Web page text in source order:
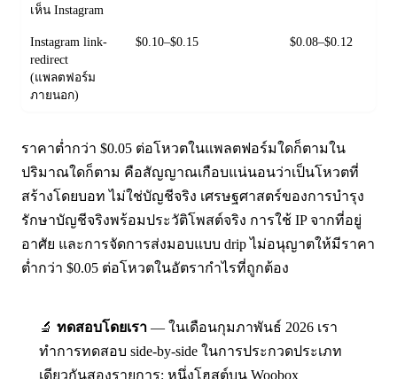
เห็น Instagram
Instagram link-
redirect
(แพลตฟอร์ม
ภายนอก)
$0.10–$0.15 $0.08–$0.12
ราคาต่ำกว่า $0.05 ต่อโหวตในแพลตฟอร์มใดก็ตามใน
ปริมาณใดก็ตาม คือสัญญาณเกือบแน่นอนว่าเป็นโหวตที่
สร้างโดยบอท ไม่ใช่บัญชีจริง เศรษฐศาสตร์ของการบำรุง
รักษาบัญชีจริงพร้อมประวัติโพสต์จริง การใช้ IP จากที่อยู่
อาศัย และการจัดการส่งมอบแบบ drip ไม่อนุญาตให้มีราคา
ต่ำกว่า $0.05 ต่อโหวตในอัตรากำไรที่ถูกต้อง
🔬 ทดสอบโดยเรา — ในเดือนกุมภาพันธ์ 2026 เรา
ทำการทดสอบ side-by-side ในการประกวดประเภท
เดียวกันสองรายการ: หนึ่งโฮสต์บน Woobox